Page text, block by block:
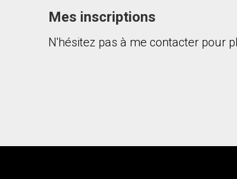
Mes inscriptions
N'hésitez pas à me contacter pour